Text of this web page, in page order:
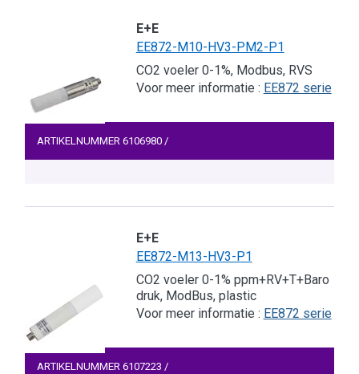
E+E
EE872-M10-HV3-PM2-P1
CO2 voeler 0-1%, Modbus, RVS
Voor meer informatie : EE872 serie
ARTIKELNUMMER 6106980 /
E+E
EE872-M13-HV3-P1
CO2 voeler 0-1% ppm+RV+T+Baro
druk, ModBus, plastic
Voor meer informatie : EE872 serie
ARTIKELNUMMER 6107223 /